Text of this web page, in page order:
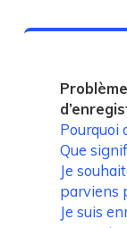
Pourquoi
Que
Je
parviens
Je suis